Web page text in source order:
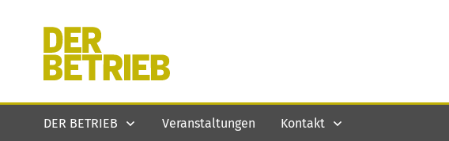
DER BETRIEB Veranstaltungen Kontakt